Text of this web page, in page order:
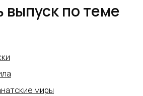
выпуск по теме
миры